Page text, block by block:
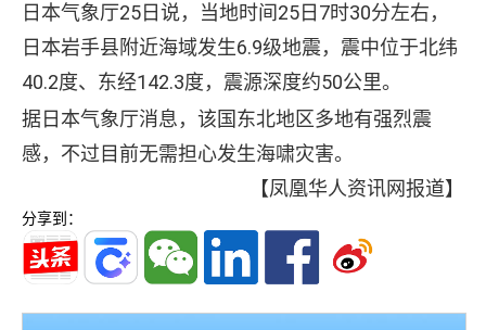
日本气象厅25日说，当地时间25日7时30分左右，
日本岩手县附近海域发生6.9级地震，震中位于北纬
40.2度、东经142.3度，震源深度约50公里。
据日本气象厅消息，该国东北地区多地有强烈震
感，不过目前无需担心发生海啸灾害。
【凤凰华人资讯网报道】
分享到：